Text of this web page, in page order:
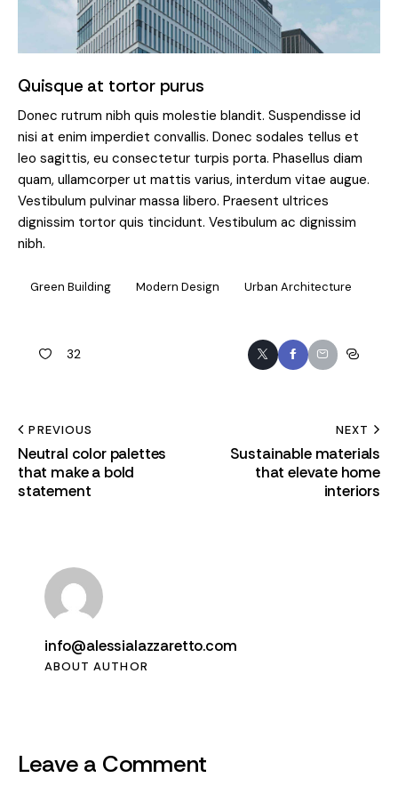
Quisque at tortor purus
Donec rutrum nibh quis molestie blandit. Suspendisse id
nisi at enim imperdiet convallis. Donec sodales tellus et
leo sagittis, eu consectetur turpis porta. Phasellus diam
quam, ullamcorper ut mattis varius, interdum vitae augue.
Vestibulum pulvinar massa libero. Praesent ultrices
dignissim tortor quis tincidunt. Vestibulum ac dignissim
nibh.
Green Building Modern Design Urban Architecture
32
PREVIOUS
Neutral color palettes
that make a bold
statement
NEXT
Sustainable materials
that elevate home
interiors
info@alessialazzaretto.com
ABOUT AUTHOR
Leave a Comment